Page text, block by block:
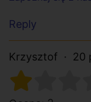
Reply
Krzysztof 20